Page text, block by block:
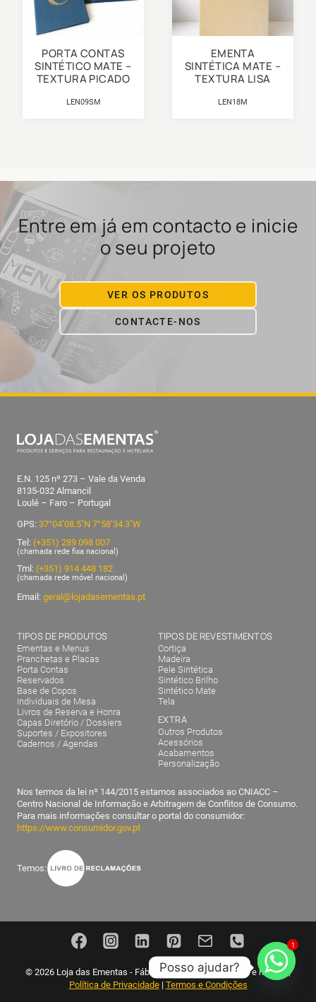
PORTA CONTAS
SINTÉTICO MATE –
TEXTURA PICADO
LEN09SM
EMENTA
SINTÉTICA MATE –
TEXTURA LISA
LEN18M
Entre em já em contacto e inicie
o seu projeto
VER OS PRODUTOS
CONTACTE-NOS
E.N. 125 nº 273 – Vale da Venda
8135-032 Almancil
Loulé – Faro – Portugal
GPS: 37°04’08.5″N 7°58’34.3″W
Tel: (+351) 289 098 007
(chamada rede fixa nacional)
Tml: (+351) 914 448 182
(chamada rede móvel nacional)
Email: geral@lojadasementas.pt
TIPOS DE PRODUTOS
Ementas e Menus
Pranchetas e Placas
Porta Contas
Reservados
Base de Copos
Individuais de Mesa
Livros de Reserva e Honra
Capas Diretório / Dossiers
Suportes / Expositores
Cadernos / Agendas
TIPOS DE REVESTIMENTOS
Cortiça
Madeira
Pele Sintética
Sintético Brilho
Sintético Mate
Tela
EXTRA
Outros Produtos
Acessórios
Acabamentos
Personalização
Nos termos da lei nº 144/2015 estamos associados ao CNIACC –
Centro Nacional de Informação e Arbitragem de Conflitos de Consumo.
Para mais informações consultar o portal do consumidor:
https://www.consumidor.gov.pt
Temos:
© 2026 Loja das Ementas - Fábrica nacional de ementas e menus |
Política de Privacidade| Termos e Condições
1
Posso ajudar?